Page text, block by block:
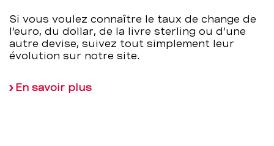
Si vous voulez connaître le taux de change de
l’euro, du dollar, de la livre sterling ou d’une
autre devise, suivez tout simplement leur
évolution sur notre site.
En savoir plus